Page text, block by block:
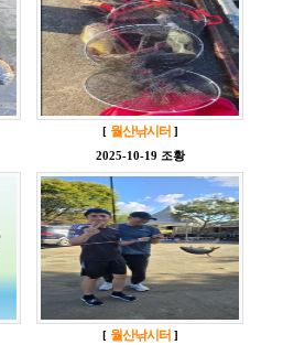
[ 월산낚시터 ]
2025-10-19 조황
[ 월산낚시터 ]